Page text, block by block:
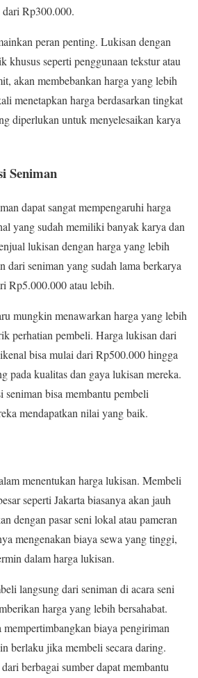
Rp300.000.
peran penting. Lukisan dengan
khusus seperti penggunaan tekstur atau
akan membebankan harga yang lebih
menetapkan harga berdasarkan tingkat
diperlukan untuk menyelesaikan karya
Seniman
dapat sangat mempengaruhi harga
yang sudah memiliki banyak karya dan
lukisan dengan harga yang lebih
dari seniman yang sudah lama berkarya
Rp5.000.000 atau lebih.
mungkin menawarkan harga yang lebih
perhatian pembeli. Harga lukisan dari
bisa mulai dari Rp500.000 hingga
pada kualitas dan gaya lukisan mereka.
seniman bisa membantu pembeli
mendapatkan nilai yang baik.
menentukan harga lukisan. Membeli
seperti Jakarta biasanya akan jauh
dengan pasar seni lokal atau pameran
mengenakan biaya sewa yang tinggi,
dalam harga lukisan.
langsung dari seniman di acara seni
harga yang lebih bersahabat.
biaya pengiriman
berlaku jika membeli secara daring.
berbagai sumber dapat membantu